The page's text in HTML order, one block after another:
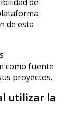
de esta
como fuente
proyectos.
utilizar la